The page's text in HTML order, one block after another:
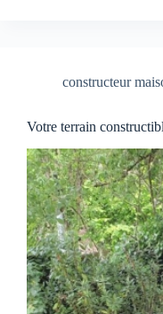
constructeur
Votre terrain